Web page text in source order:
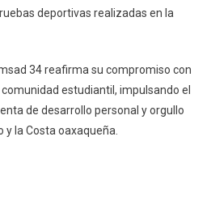
deportivas realizadas en la
34 reafirma su compromiso con
estudiantil, impulsando el
de desarrollo personal y orgullo
y la Costa oaxaqueña.